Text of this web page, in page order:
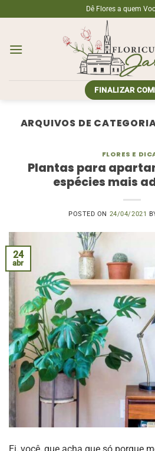
to
Dê Flores a quem
FINALIZAR
ARQUIVOS DE
FLORES E
Plantas para
espécies mais
POSTED ON 24/04/2021
24
abr
Ei, você, que acha que só porque